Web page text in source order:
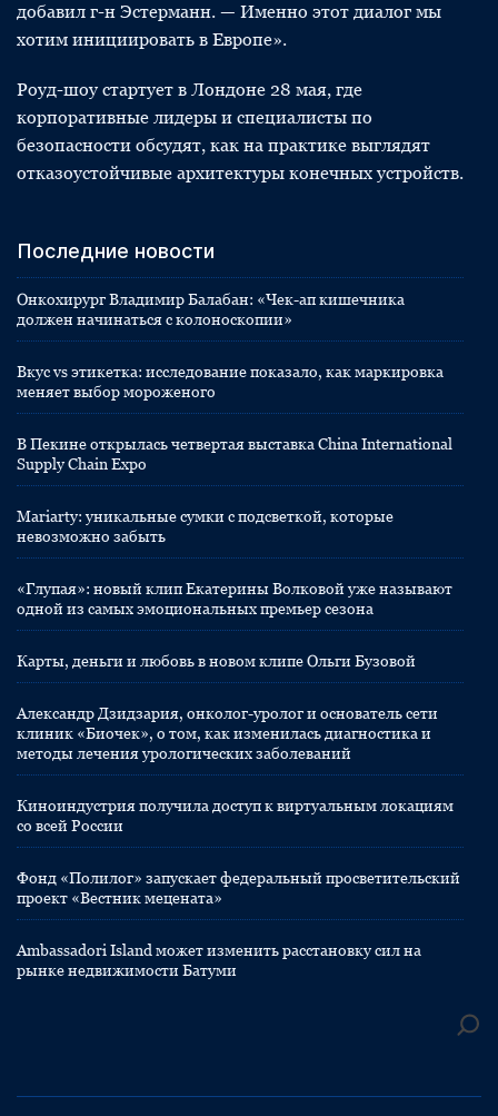
добавил г-н Эстерманн. — Именно этот диалог мы
хотим инициировать в Европе».
Роуд-шоу стартует в Лондоне 28 мая, где
корпоративные лидеры и специалисты по
безопасности обсудят, как на практике выглядят
отказоустойчивые архитектуры конечных устройств.
Последние новости
Онкохирург Владимир Балабан: «Чек-ап кишечника
должен начинаться с колоноскопии»
Вкус vs этикетка: исследование показало, как маркировка
меняет выбор мороженого
В Пекине открылась четвертая выставка China International
Supply Chain Expo
Mariarty: уникальные сумки с подсветкой, которые
невозможно забыть
«Глупая»: новый клип Екатерины Волковой уже называют
одной из самых эмоциональных премьер сезона
Карты, деньги и любовь в новом клипе Ольги Бузовой
Александр Дзидзария, онколог-уролог и основатель сети
клиник «Биочек», о том, как изменилась диагностика и
методы лечения урологических заболеваний
Киноиндустрия получила доступ к виртуальным локациям
со всей России
Фонд «Полилог» запускает федеральный просветительский
проект «Вестник мецената»
Ambassadori Island может изменить расстановку сил на
рынке недвижимости Батуми